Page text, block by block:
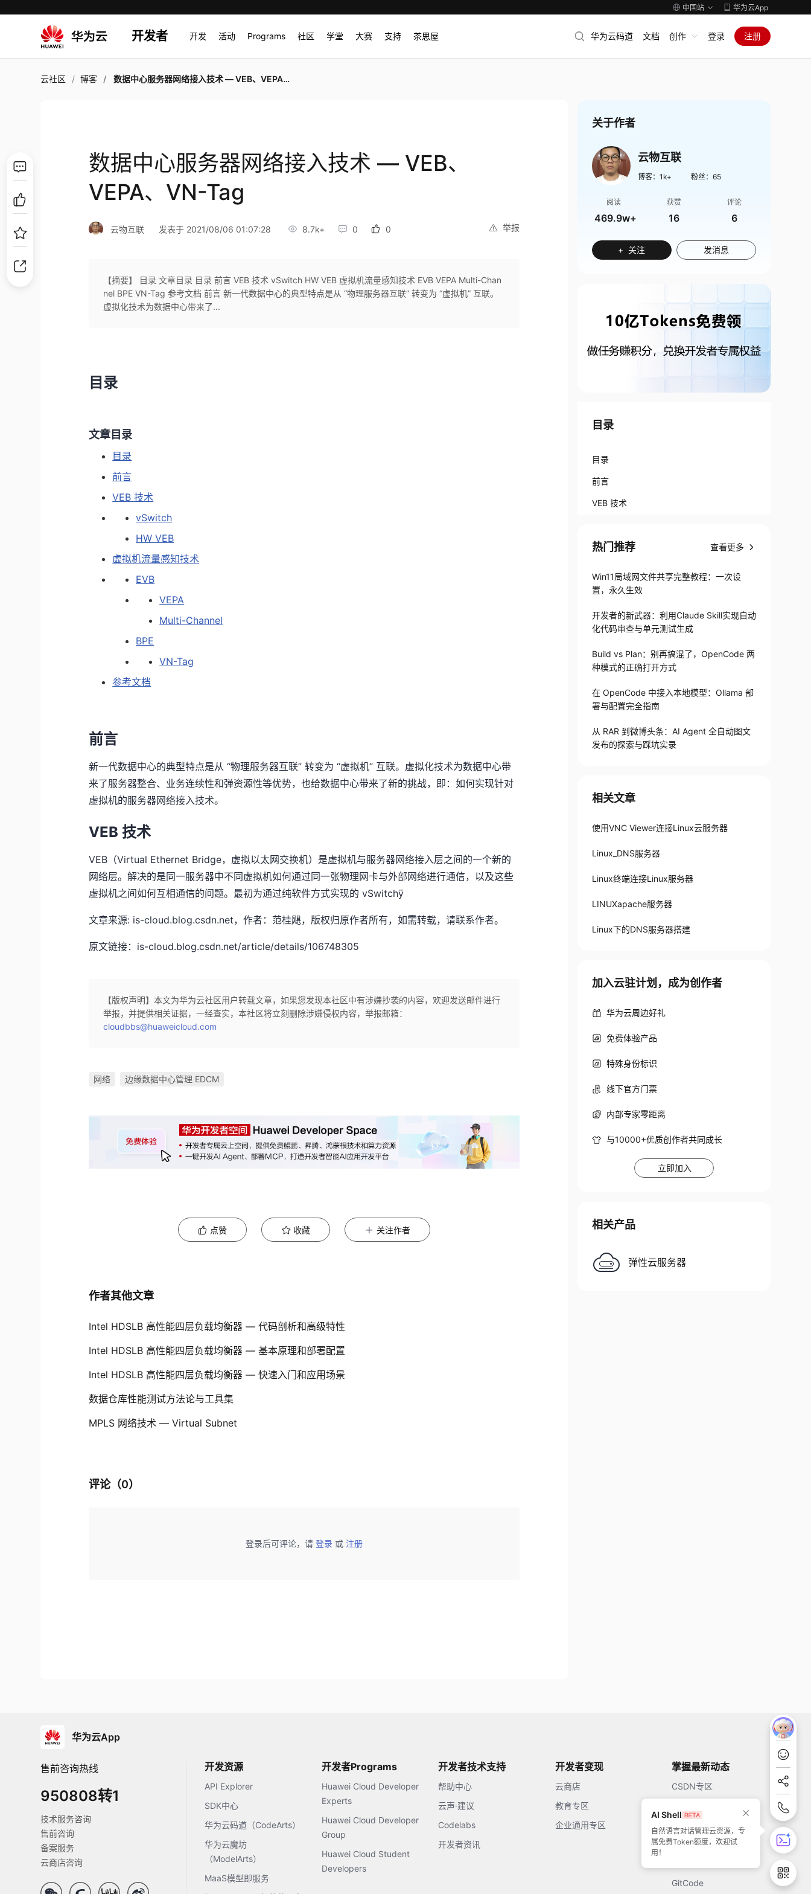
中国站 华为云App
开发者 开发 活动 Programs 社区 学堂 大赛 支持 茶思屋 华为云码道 文档 创作 登录 注册
云社区 博客 数据中心服务器网络接入技术 — VEB、VEPA、VN-Tag
数据中心服务器网络接入技术 — VEB、
VEPA、VN-Tag
举报
云物互联 发表于 2021/08/06 01:07:28 8.7k+ 0 0
【摘要】 目录 文章目录 目录 前言 VEB 技术 vSwitch HW VEB 虚拟机流量感知技术 EVB VEPA Multi-Chan
nel BPE VN-Tag 参考文档 前言 新一代数据中心的典型特点是从 “物理服务器互联” 转变为 “虚拟机” 互联。
虚拟化技术为数据中心带来了...
目录
文章目录
目录
前言
VEB 技术
vSwitch
HW VEB
虚拟机流量感知技术
EVB
VEPA
Multi-Channel
BPE
VN-Tag
参考文档
前言
新一代数据中心的典型特点是从 “物理服务器互联” 转变为 “虚拟机” 互联。虚拟化技术为数据中心带
来了服务器整合、业务连续性和弹资源性等优势，也给数据中心带来了新的挑战，即：如何实现针对
虚拟机的服务器网络接入技术。
VEB 技术
VEB（Virtual Ethernet Bridge，虚拟以太网交换机）是虚拟机与服务器网络接入层之间的一个新的
网络层。解决的是同一服务器中不同虚拟机如何通过同一张物理网卡与外部网络进行通信，以及这些
虚拟机之间如何互相通信的问题。最初为通过纯软件方式实现的 vSwitchÿ
文章来源: is-cloud.blog.csdn.net，作者：范桂飓，版权归原作者所有，如需转载，请联系作者。
原文链接：is-cloud.blog.csdn.net/article/details/106748305
【版权声明】本文为华为云社区用户转载文章，如果您发现本社区中有涉嫌抄袭的内容，欢迎发送邮件进行
举报，并提供相关证据，一经查实，本社区将立刻删除涉嫌侵权内容，举报邮箱：
cloudbbs@huaweicloud.com
网络 边缘数据中心管理 EDCM
点赞 收藏 关注作者
作者其他文章
Intel HDSLB 高性能四层负载均衡器 — 代码剖析和高级特性
Intel HDSLB 高性能四层负载均衡器 — 基本原理和部署配置
Intel HDSLB 高性能四层负载均衡器 — 快速入门和应用场景
数据仓库性能测试方法论与工具集
MPLS 网络技术 — Virtual Subnet
评论（0）
登录后可评论，请 登录 或 注册
关于作者
云物互联
博客： 1k+ 粉丝： 65
阅读
469.9w+
获赞
16
评论
6
+ 关注 发消息
目录
目录
前言
VEB 技术
热门推荐 查看更多
Win11局域网文件共享完整教程：一次设
置，永久生效
开发者的新武器：利用Claude Skill实现自动
化代码审查与单元测试生成
Build vs Plan：别再搞混了，OpenCode 两
种模式的正确打开方式
在 OpenCode 中接入本地模型：Ollama 部
署与配置完全指南
从 RAR 到微博头条：AI Agent 全自动图文
发布的探索与踩坑实录
相关文章
使用VNC Viewer连接Linux云服务器
Linux_DNS服务器
Linux终端连接Linux服务器
LINUXapache服务器
Linux下的DNS服务器搭建
加入云驻计划，成为创作者
华为云周边好礼
免费体验产品
特殊身份标识
线下官方门票
内部专家零距离
与10000+优质创作者共同成长
立即加入
相关产品
弹性云服务器
AI Shell
自然语言对话管理云资源，专
属免费Token额度，欢迎试
用！
华为云App
售前咨询热线
950808转1
技术服务咨询
售前咨询
备案服务
云商店咨询
开发资源
API Explorer
SDK中心
华为云码道（CodeArts）
华为云魔坊
（ModelArts）
MaaS模型即服务
开发者Programs
Huawei Cloud Developer
Experts
Huawei Cloud Developer
Group
Huawei Cloud Student
Developers
开发者技术支持
帮助中心
云声·建议
Codelabs
开发者资讯
开发者变现
云商店
教育专区
企业通用专区
掌握最新动态
CSDN专区
开源中国
51CTO
GitCode